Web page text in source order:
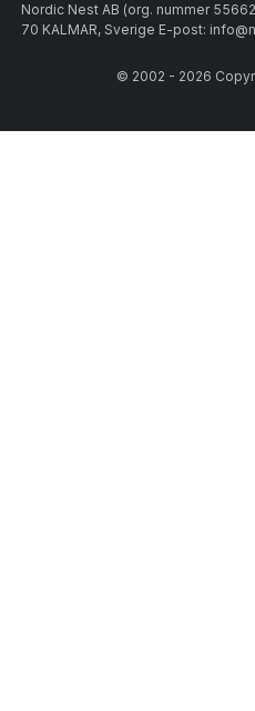
Nordic Nest AB (org. nummer
70 KALMAR, Sverige E-post:
© 2002 - 2026